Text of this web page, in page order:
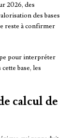
2026, des
des bases
reste à confirmer
pour interpréter
base, les
calcul de